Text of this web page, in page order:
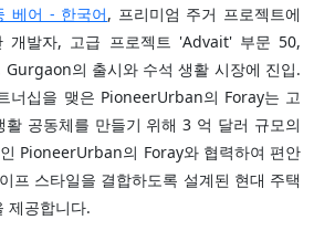
베어 - 한국어, 프리미엄 주거 프로젝트에
개발자, 고급 프로젝트 'Advait' 부문 50,
의 출시와 수석 생활 시장에 진입.
너십을 맺은 PioneerUrban의 Foray는 고
활 공동체를 만들기 위해 3 억 달러 규모의
PioneerUrban의 Foray와 협력하여 편안
프 스타일을 결합하도록 설계된 현대 주택
제공합니다.